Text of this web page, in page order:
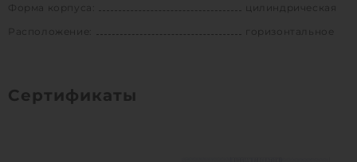
Форма корпуса:
цилиндрическая
Расположение:
горизонтальное
Сертификаты